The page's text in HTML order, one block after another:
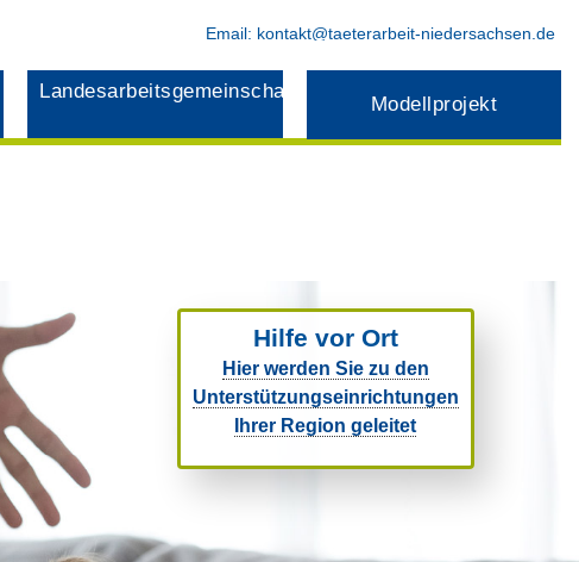
Email: kontakt@taeterarbeit-niedersachsen.de
Landesarbeitsgemeinschaft
Modellprojekt
Hilfe vor Ort
Hier werden Sie zu den
Unterstützungseinrichtungen
Ihrer Region geleitet